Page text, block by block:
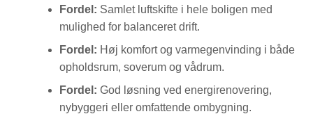
Fordel: Samlet luftskifte i hele boligen med
mulighed for balanceret drift.
Fordel: Høj komfort og varmegenvinding i både
opholdsrum, soverum og vådrum.
Fordel: God løsning ved energirenovering,
nybyggeri eller omfattende ombygning.